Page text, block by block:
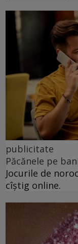
publicitate
Păcănele pe
Jocurile de
cîștig online.